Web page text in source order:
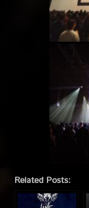
Related Posts: